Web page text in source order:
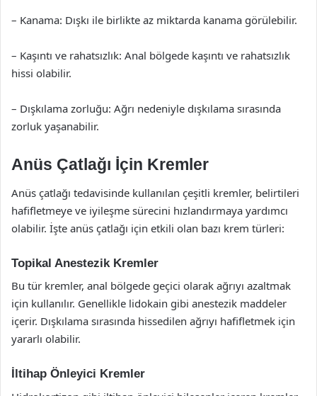
– Kanama: Dışkı ile birlikte az miktarda kanama görülebilir.
– Kaşıntı ve rahatsızlık: Anal bölgede kaşıntı ve rahatsızlık
hissi olabilir.
– Dışkılama zorluğu: Ağrı nedeniyle dışkılama sırasında
zorluk yaşanabilir.
Anüs Çatlağı İçin Kremler
Anüs çatlağı tedavisinde kullanılan çeşitli kremler, belirtileri
hafifletmeye ve iyileşme sürecini hızlandırmaya yardımcı
olabilir. İşte anüs çatlağı için etkili olan bazı krem türleri:
Topikal Anestezik Kremler
Bu tür kremler, anal bölgede geçici olarak ağrıyı azaltmak
için kullanılır. Genellikle lidokain gibi anestezik maddeler
içerir. Dışkılama sırasında hissedilen ağrıyı hafifletmek için
yararlı olabilir.
İltihap Önleyici Kremler